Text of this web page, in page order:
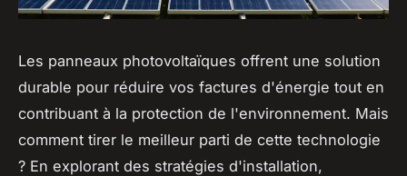
Les panneaux photovoltaïques offrent une solution
durable pour réduire vos factures d'énergie tout en
contribuant à la protection de l'environnement. Mais
comment tirer le meilleur parti de cette technologie
? En explorant des stratégies d'installation,